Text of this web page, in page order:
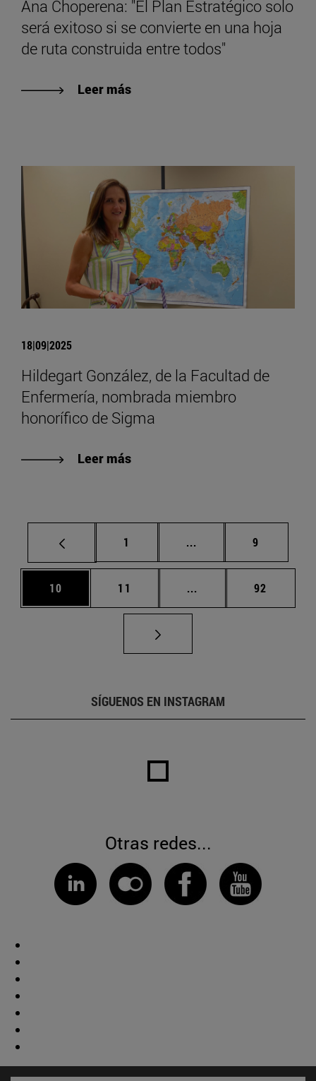
Ana Choperena: "El Plan Estratégico solo
será exitoso si se convierte en una hoja
de ruta construida entre todos"
Leer más
18|09|2025
Hildegart González, de la Facultad de
Enfermería, nombrada miembro
honorífico de Sigma
Leer más
Página
1 ... Páginas intermedias
Página
9
Página
10 Página
11 ... Páginas intermedias
Página
92
SÍGUENOS EN INSTAGRAM
Otras redes...